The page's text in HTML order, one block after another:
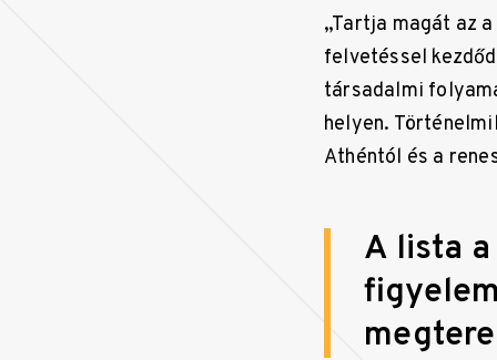
„Tartja magát az
felvetéssel
társadalmi
helyen.
Athéntól és a
A lista